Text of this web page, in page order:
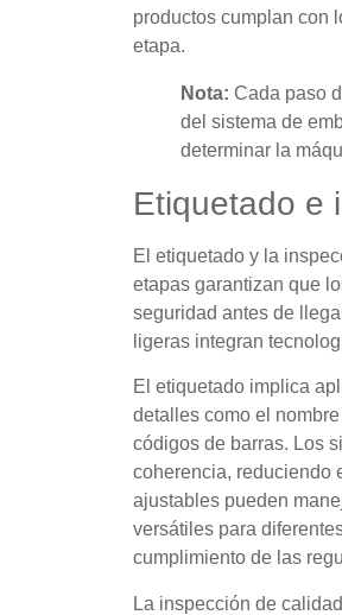
productos cumplan con
etapa.
Nota: Cada paso
del sistema de
determinar la
Etiquetado e
El etiquetado y la
etapas garantizan que
seguridad antes de
ligeras integran
El etiquetado implica
detalles como el
códigos de barras. Los
coherencia, reduciendo
ajustables pueden
versátiles para
cumplimiento de las
La inspección de